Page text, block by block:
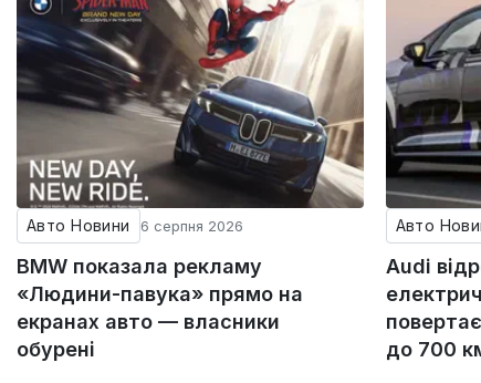
Авто Новини 6 серпня 2026
BMW показала рекламу
«Людини-павука» прямо на
екранах авто — власники
обурені
Авто
Audi
до 700